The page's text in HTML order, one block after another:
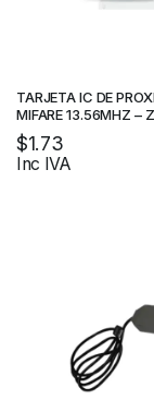
TARJETA IC DE
MIFARE 13.56MHZ –
$1.73
Inc IVA